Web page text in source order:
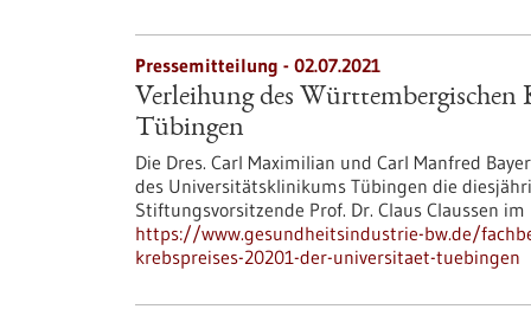
Pressemitteilung - 02.07.2021
Verleihung des Württembergischen
Tübingen
Die Dres. Carl Maximilian und Carl Manfred
des Universitätsklinikums Tübingen die
Stiftungsvorsitzende Prof. Dr. Claus Claussen
https://www.gesundheitsindustrie-bw.de/
krebspreises-20201-der-universitaet-tuebingen